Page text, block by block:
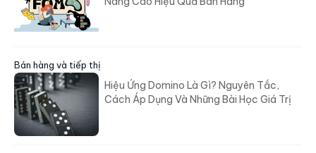
Bán hàng và tiếp thị
Hiệu Ứng Domino Là Gì? Nguyên Tắc,
Cách Áp Dụng Và Những Bài Học Giá Trị